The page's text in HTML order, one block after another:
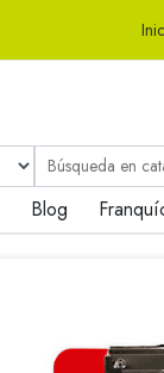
Blog